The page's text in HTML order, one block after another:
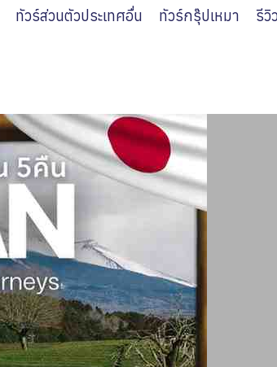
ทัวร์ส่วนตัวประเทศอื่น ทัวร์กรุ๊ปเหมา รีวิ